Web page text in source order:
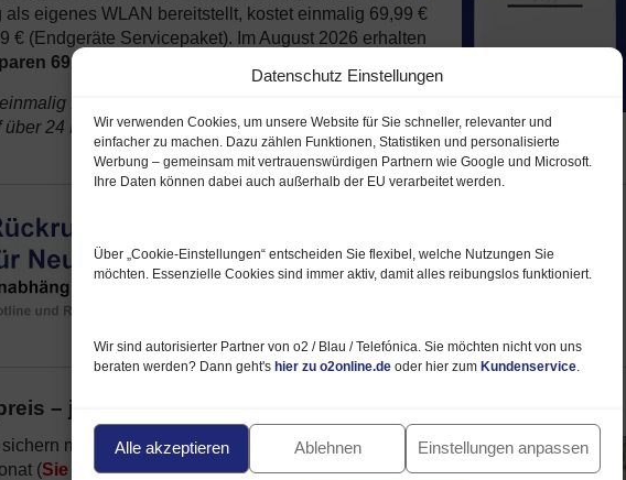
Datenschutz Einstellungen
Wir verwenden Cookies, um unsere Website für Sie schneller, relevanter und
einfacher zu machen. Dazu zählen Funktionen, Statistiken und personalisierte
Werbung – gemeinsam mit vertrauenswürdigen Partnern wie Google und Microsoft.
Ihre Daten können dabei auch außerhalb der EU verarbeitet werden.
Über „Cookie‑Einstellungen“ entscheiden Sie flexibel, welche Nutzungen Sie
möchten. Essenzielle Cookies sind immer aktiv, damit alles reibungslos funktioniert.
Wir sind autorisierter Partner von o2 / Blau / Telefónica. Sie möchten nicht von uns
beraten werden? Dann geht's hier zu o2online.de oder hier zum Kundenservice
Alle akzeptieren Ablehnen Einstellungen anpassen
eigenes WLAN bereitstellt, kostet einmalig 69,99 €
€ (Endgeräte Servicepaket). Im August 2026 erhalten
69,99 €
1 € und monatlich 9 € (statt 5,99 €). Beim 5G
24 Monate (also kein Mietgerät).
– jetzt 120 € sparen
möchten, gibt es diese
nur für kurze Zeit
(Sie sparen 120 €):